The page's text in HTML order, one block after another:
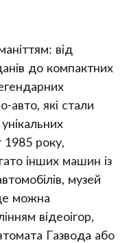
від
до компактних
авто, які стали
1985 року,
інших машин із
музей
можна
відеоігор,
Газвода або